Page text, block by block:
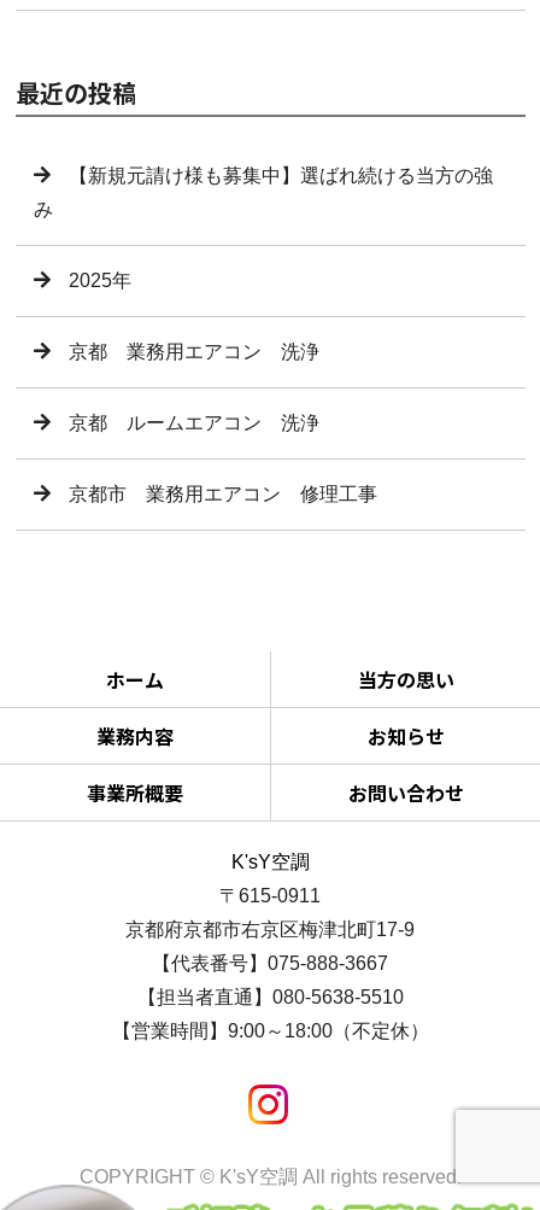
最近の投稿
【新規元請け様も募集中】選ばれ続ける当方の強
み
2025年
京都 業務用エアコン 洗浄
京都 ルームエアコン 洗浄
京都市 業務用エアコン 修理工事
ホーム
当方の思い
業務内容
お知らせ
事業所概要
お問い合わせ
K'sY空調
〒615-0911
京都府京都市右京区梅津北町17-9
【代表番号】075-888-3667
【担当者直通】080-5638-5510
【営業時間】9:00～18:00（不定休）
COPYRIGHT © K'sY空調 All rights reserved.